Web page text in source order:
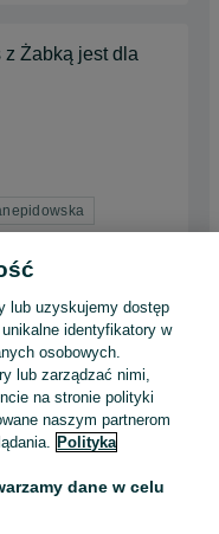
Żabką jest dla
z Ukrainy)
nowych(k/m) -
lub uzyskujemy dostęp
identyfikatory w
osobowych.
lub zarządzać nimi,
na stronie polityki
naszym partnerom
Polityka
dane w celu